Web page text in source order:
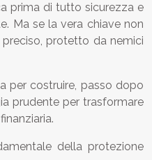
prima di tutto sicurezza e
Ma se la vera chiave non
protetto da nemici
per costruire, passo dopo
prudente per trasformare
della protezione